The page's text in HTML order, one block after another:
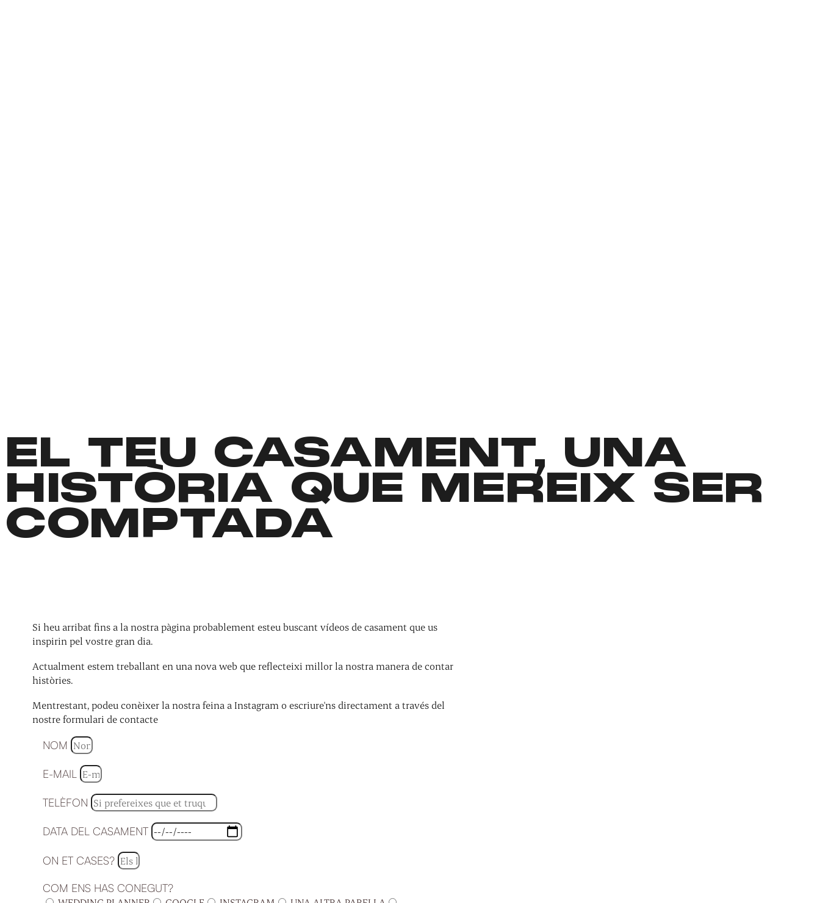
EL TEU CASAMENT, UNA
HISTÒRIA QUE MEREIX SER
COMPTADA
Si heu arribat fins a la nostra pàgina probablement esteu buscant vídeos de casament que us
inspirin pel vostre gran dia.
Actualment estem treballant en una nova web que reflecteixi millor la nostra manera de contar
històries.
Mentrestant, podeu conèixer la nostra feina a Instagram o escriure'ns directament a través del
nostre formulari de contacte
NOM
E-MAIL
TELÈFON
DATA DEL CASAMENT
ON ET CASES?
COM ENS HAS CONEGUT?